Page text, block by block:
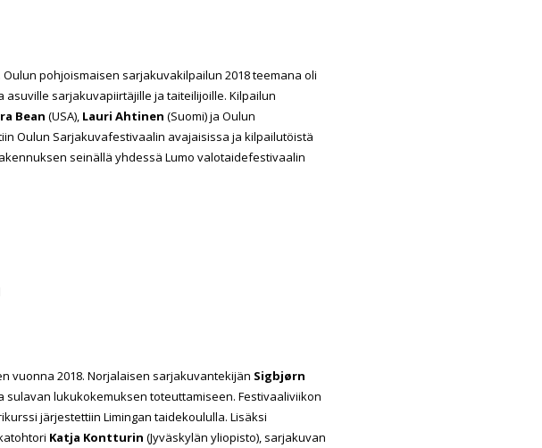
pohjoismaisen sarjakuvakilpailun 2018 teemana oli
sarjakuvapiirtäjille ja taiteilijoille. Kilpailun
Bean (USA), Lauri Ahtinen (Suomi) ja Oulun
Oulun Sarjakuvafestivaalin avajaisissa ja kilpailutöistä
seinällä yhdessä Lumo valotaidefestivaalin
vuonna 2018. Norjalaisen sarjakuvantekijän Sigbjørn
lukukokemuksen toteuttamiseen. Festivaaliviikon
järjestettiin Limingan taidekoululla. Lisäksi
Katja Kontturin (Jyväskylän yliopisto), sarjakuvan